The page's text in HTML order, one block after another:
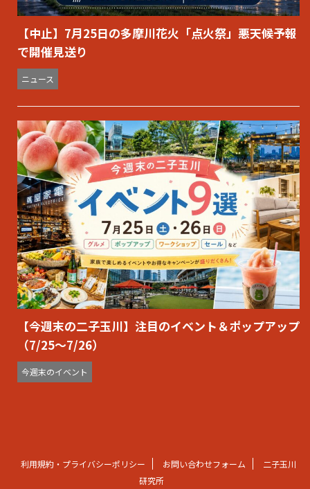
【中止】7月25日の多摩川花火「点火祭」悪天候予報
で開催見送り
ニュース
【今週末の二子玉川】注目のイベント＆ポップアップ
（7/25〜7/26）
今週末のイベント
利用規約・プライバシーポリシー お問い合わせフォーム
二子玉川
研究所